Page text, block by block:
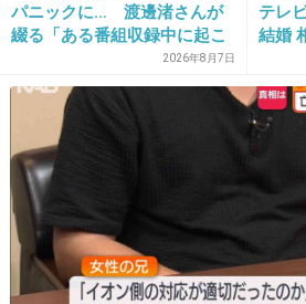
19. 匿名 2013/01/11(金) 15:50:35
この性格じゃ反省してないか
+183
20. 匿名 2013/01/11(金) 15:50:35
チノパンは顔からして性悪女
あ
パニックに… 渡邊渚さんが
綴る「ある番組収録中に起こ
ったフラッシュバック」2026年8月7日
テレ
結婚